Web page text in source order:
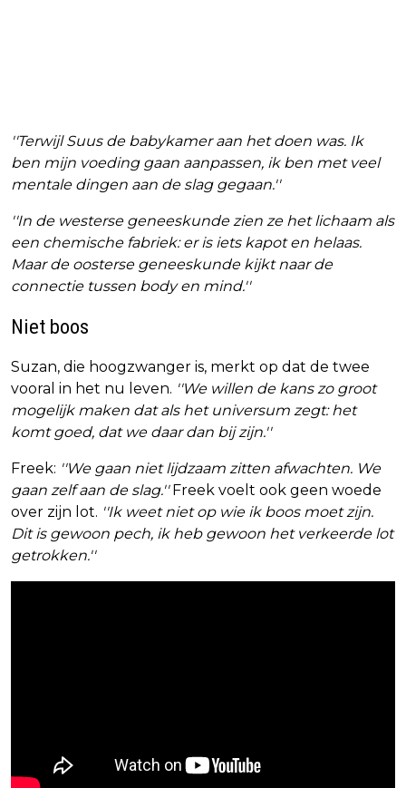
''Terwijl Suus de babykamer aan het doen was. Ik
ben mijn voeding gaan aanpassen, ik ben met veel
mentale dingen aan de slag gegaan.''
''In de westerse geneeskunde zien ze het lichaam als
een chemische fabriek: er is iets kapot en helaas.
Maar de oosterse geneeskunde kijkt naar de
connectie tussen body en mind.''
Niet boos
Suzan, die hoogzwanger is, merkt op dat de twee
vooral in het nu leven. ''We willen de kans zo groot
mogelijk maken dat als het universum zegt: het
komt goed, dat we daar dan bij zijn.''
Freek: ''We gaan niet lijdzaam zitten afwachten. We
gaan zelf aan de slag.''Freek voelt ook geen woede
over zijn lot. ''Ik weet niet op wie ik boos moet zijn.
Dit is gewoon pech, ik heb gewoon het verkeerde lot
getrokken.''